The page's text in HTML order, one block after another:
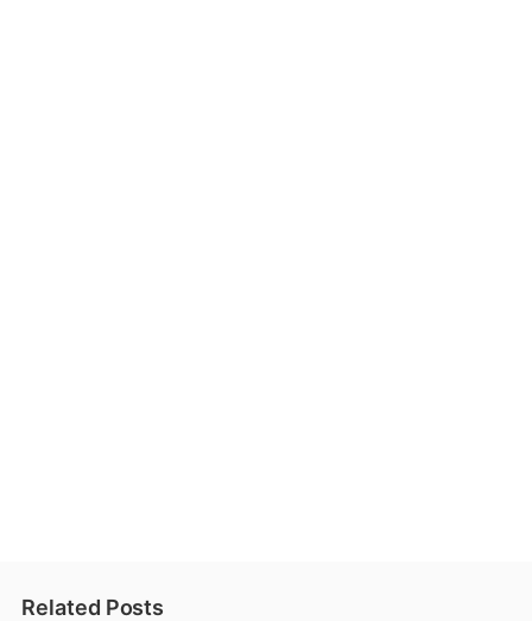
Related Posts